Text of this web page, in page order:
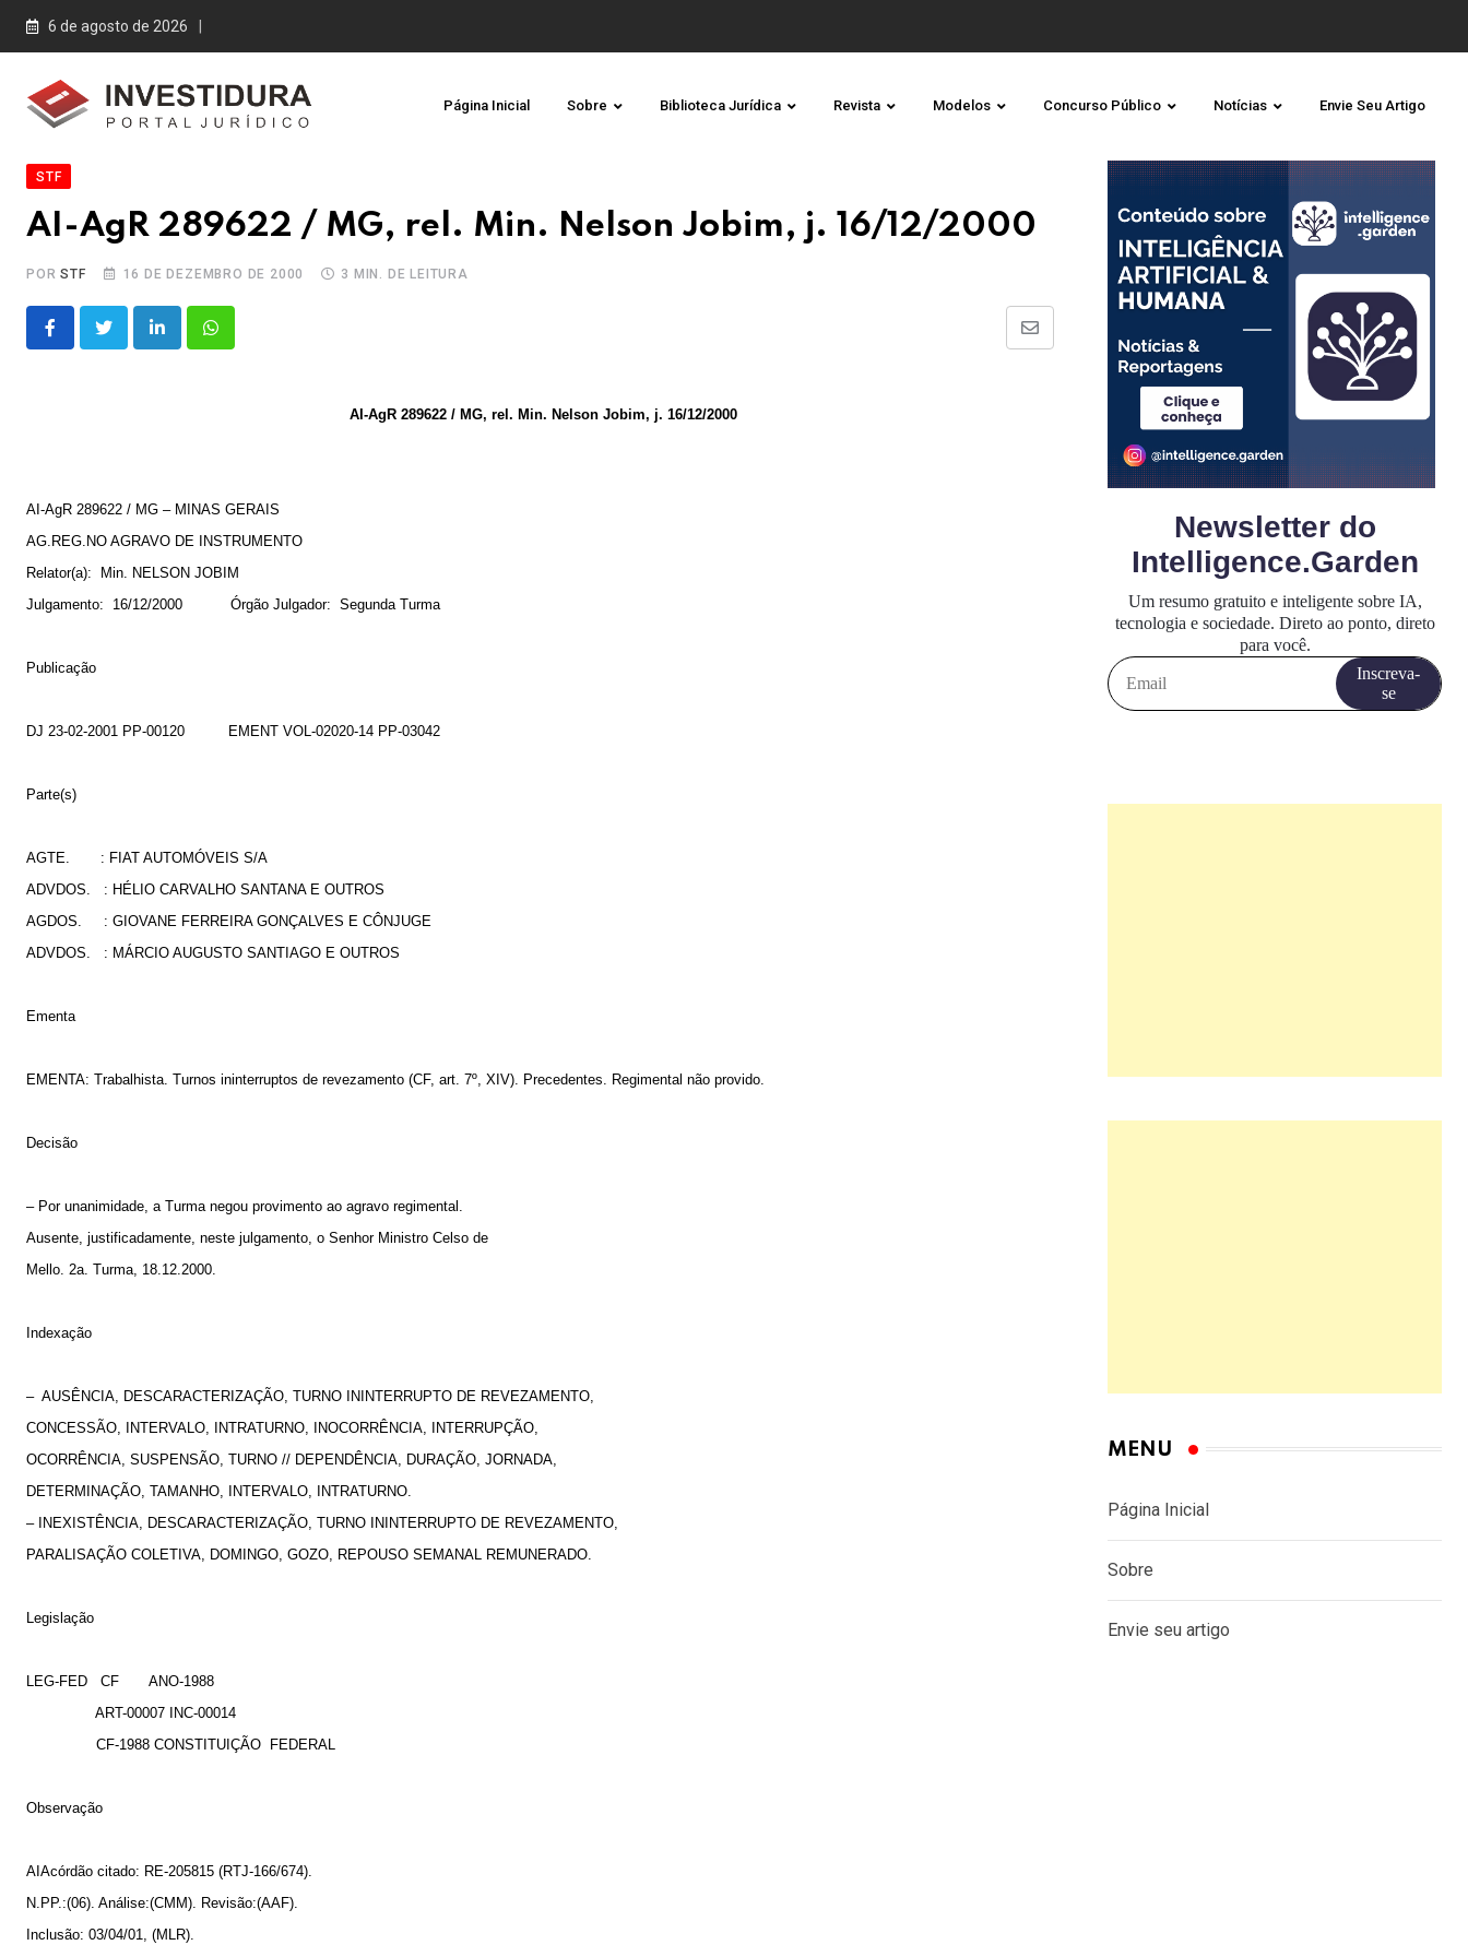
Skip
6 de agosto de 2026
Página Inicial Sobre Biblioteca Jurídica Revista Modelos Concurso Público Notícias Envie Seu Artigo
STF
AI-AgR 289622 / MG, rel. Min. Nelson Jobim, j. 16/12/2000
PORSTF 16 DE DEZEMBRO DE 2000 3 MIN. DE LEITURA
LinkedInWhatsapp
Share
AI-AgR 289622 / MG, rel. Min. Nelson Jobim, j. 16/12/2000
AI-AgR 289622 / MG – MINAS GERAIS
AG.REG.NO AGRAVO DE INSTRUMENTO
Relator(a):
Min. NELSON JOBIM
Julgamento:
16/12/2000 Órgão Julgador: Segunda Turma
Publicação
DJ 23-02-2001 PP-00120 EMENT VOL-02020-14 PP-03042
Parte(s)
AGTE.
: FIAT AUTOMÓVEIS S/A
ADVDOS.
: HÉLIO CARVALHO SANTANA E OUTROS
AGDOS.
: GIOVANE FERREIRA GONÇALVES E CÔNJUGE
ADVDOS.
: MÁRCIO AUGUSTO SANTIAGO E OUTROS
Ementa
EMENTA: Trabalhista. Turnos ininterruptos de revezamento (CF, art. 7º, XIV). Precedentes. Regimental não provido.
Decisão
– Por unanimidade, a Turma negou provimento ao agravo regimental.
Ausente, justificadamente, neste julgamento, o Senhor Ministro Celso de
Mello. 2a. Turma, 18.12.2000.
Indexação
– AUSÊNCIA, DESCARACTERIZAÇÃO, TURNO ININTERRUPTO DE REVEZAMENTO,
CONCESSÃO, INTERVALO, INTRATURNO, INOCORRÊNCIA, INTERRUPÇÃO,
OCORRÊNCIA, SUSPENSÃO, TURNO // DEPENDÊNCIA, DURAÇÃO, JORNADA,
DETERMINAÇÃO, TAMANHO, INTERVALO, INTRATURNO.
– INEXISTÊNCIA, DESCARACTERIZAÇÃO, TURNO ININTERRUPTO DE REVEZAMENTO,
PARALISAÇÃO COLETIVA, DOMINGO, GOZO, REPOUSO SEMANAL REMUNERADO.
Legislação
LEG-FED CF
ANO-1988
ART-00007 INC-00014
CF-1988 CONSTITUIÇÃO FEDERAL
Observação
AIAcórdão citado: RE-205815 (RTJ-166/674).
N.PP.:(06). Análise:(CMM). Revisão:(AAF).
Inclusão: 03/04/01, (MLR).